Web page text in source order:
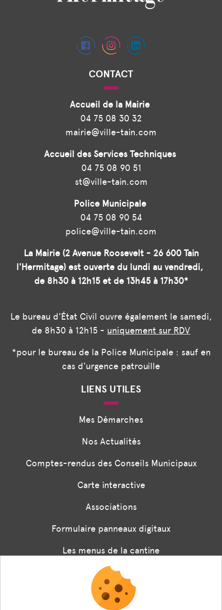
CONTACT
Accueil de la Mairie
04 75 08 30 32
mairie@ville-tain.com
Accueil des Services Techniques
04 75 08 90 51
st@ville-tain.com
Police Municipale
04 75 08 90 54
police@ville-tain.com
La Mairie (2 Avenue Roosevelt - 26 600 Tain
l'Hermitage) est ouverte du lundi au vendredi,
de 8h30 à 12h15 et de 13h45 à 17h30*
Le bureau d'État Civil ouvre également le samedi,
de 8h30 à 12h15 - uniquement sur RDV
*pour le bureau de la Police Municipale : sauf en
cas d'urgence patrouille
LIENS UTILES
Mes Démarches
Nos Actualités
Comptes-rendus des Conseils Municipaux
Carte interactive
Associations
Formulaire panneaux digitaux
Les menus de la cantine
Documents règlementaires
ESPACE AGENT